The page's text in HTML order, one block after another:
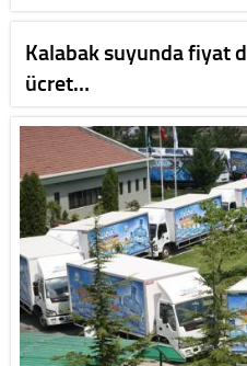
Kalabak suyunda fiyat
ücret…